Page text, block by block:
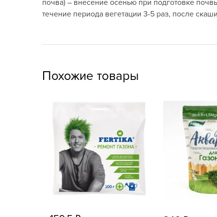
Посадочный материал
(контейнер)
СЕМЕНА
туалетов, компостов,
прудов и бассейнов
Средства защиты
растений
Средства от бытовых и
летающих насекомых,
грызунов
почва) – внесение осенью при подготовке
течение периода вегетации 3-5 раз, после
Похожие товары